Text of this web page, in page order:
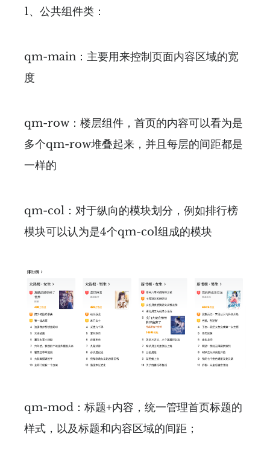
1、公共组件类：
qm-main：主要用来控制页面内容区域的宽
度
qm-row：楼层组件，首页的内容可以看为是
多个qm-row堆叠起来，并且每层的间距都是
一样的
qm-col：对于纵向的模块划分，例如排行榜
模块可以认为是4个qm-col组成的模块
qm-mod：标题+内容，统一管理首页标题的
样式，以及标题和内容区域的间距；